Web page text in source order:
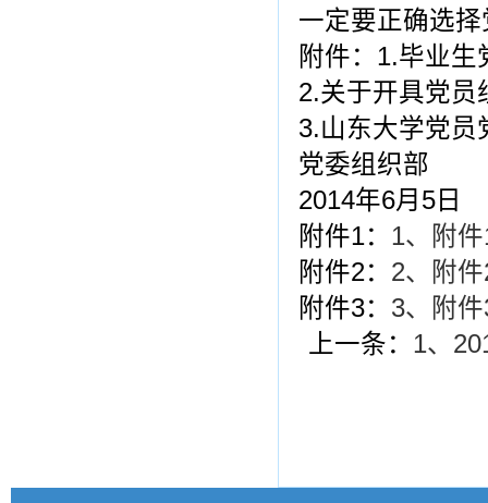
一定要正确选
附件：1.毕业
2.关于开具党员
3.山东大学党员
党委组织部
2014年6月5日
附件1： 1、附
附件2： 2、附
附件3： 3、附
上一条： 1、